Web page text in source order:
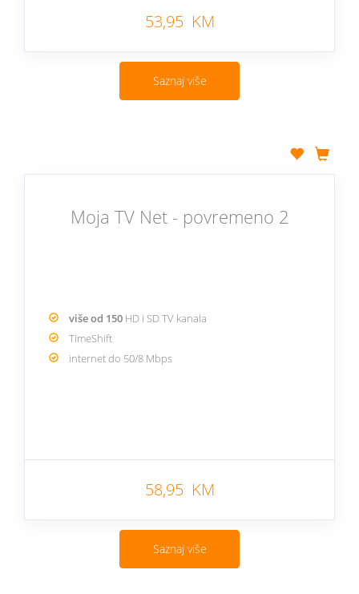
53,95 KM
Saznaj više
Moja TV Net - povremeno 2
više od 150 HD i SD TV kanala
TimeShift
internet do 50/8 Mbps
58,95 KM
Saznaj više